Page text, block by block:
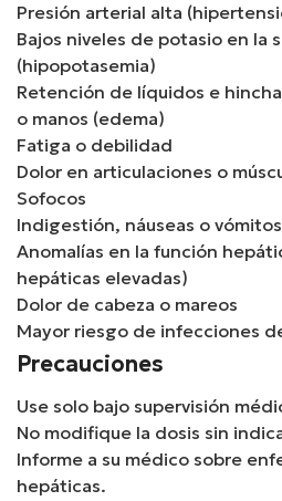
Presión arterial alta
Bajos niveles de potasio en la
(hipopotasemia)
Retención de líquidos e
o manos (edema)
Fatiga o debilidad
Dolor en articulaciones o
Sofocos
Indigestión, náuseas o vómitos
Anomalías en la función
hepáticas elevadas)
Dolor de cabeza o mareos
Mayor riesgo de infecciones
Precauciones
Use solo bajo supervisión
No modifique la dosis sin
Informe a su médico sobre
hepáticas.